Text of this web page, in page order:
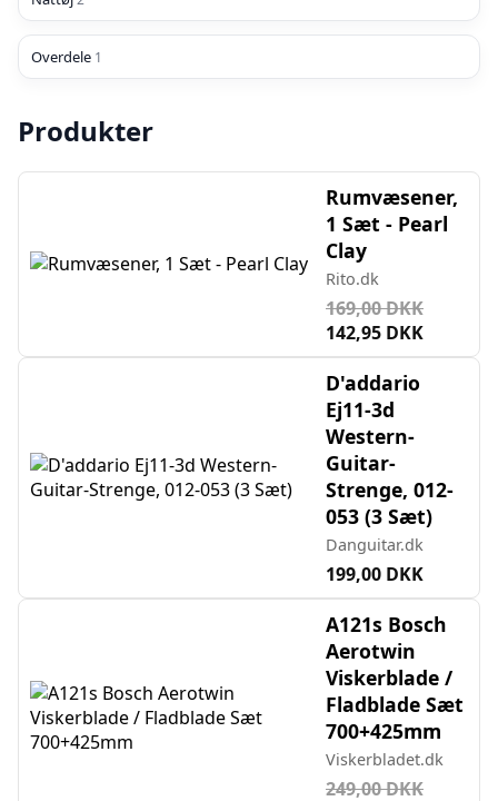
Overdele 1
Produkter
Rumvæsener,
1 Sæt - Pearl
Clay
Rito.dk
169,00 DKK
142,95 DKK
D'addario
Ej11-3d
Western-
Guitar-
Strenge, 012-
053 (3 Sæt)
Danguitar.dk
199,00 DKK
A121s Bosch
Aerotwin
Viskerblade /
Fladblade Sæt
700+425mm
Viskerbladet.dk
249,00 DKK